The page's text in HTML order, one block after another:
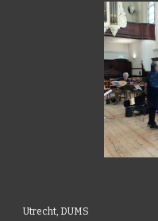
Utrecht, DUMS